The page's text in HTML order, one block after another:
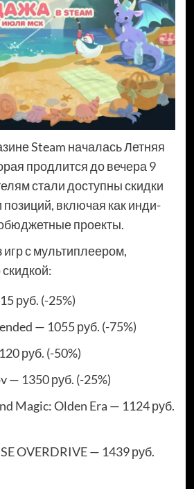
Steam началась Летняя
продлится до вечера 9
стали доступны скидки
позиций, включая как инди-
проекты.
игр с мультиплеером,
руб. (-25%)
— 1055 руб. (-75%)
руб. (-50%)
— 1350 руб. (-25%)
Magic: Olden Era — 1124 руб.
OVERDRIVE — 1439 руб.